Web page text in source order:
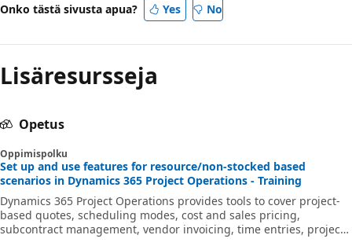
Onko tästä sivusta apua? Yes No
Lisäresursseja
Opetus
Oppimispolku
Set up and use features for resource/non-stocked based
scenarios in Dynamics 365 Project Operations - Training
Dynamics 365 Project Operations provides tools to cover project-
based quotes, scheduling modes, cost and sales pricing,
subcontract management, vendor invoicing, time entries, project